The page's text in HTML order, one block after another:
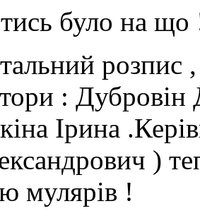
було на що
розпис ,
:
Ірина
)
мулярів !